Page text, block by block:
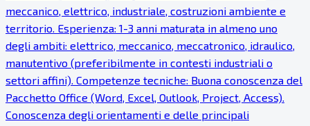
meccanico, elettrico, industriale, costruzioni ambiente e
territorio. Esperienza: 1-3 anni maturata in almeno uno
degli ambiti: elettrico, meccanico, meccatronico, idraulico,
manutentivo (preferibilmente in contesti industriali o
settori affini). Competenze tecniche: Buona conoscenza del
Pacchetto Office (Word, Excel, Outlook, Project, Access).
Conoscenza degli orientamenti e delle principali